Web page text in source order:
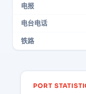
电报
电台电话
铁路
PORT